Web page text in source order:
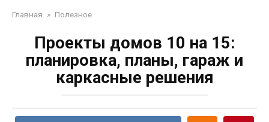
Главная » Полезное
Проекты домов 10 на 15:
планировка, планы, гараж и
каркасные решения